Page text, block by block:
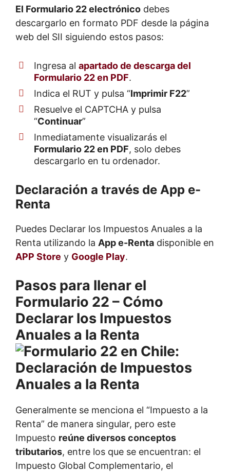
El Formulario 22 electrónico debes
descargarlo en formato PDF desde la página
web del SII siguiendo estos pasos:
Ingresa al apartado de descarga del
Formulario 22 en PDF.
Indica el RUT y pulsa “Imprimir F22”
Resuelve el CAPTCHA y pulsa
“Continuar”
Inmediatamente visualizarás el
Formulario 22 en PDF, solo debes
descargarlo en tu ordenador.
Declaración a través de App e-
Renta
Puedes Declarar los Impuestos Anuales a la
Renta utilizando la App e-Renta disponible en
APP Store y Google Play.
Pasos para llenar el
Formulario 22 – Cómo
Declarar los Impuestos
Anuales a la Renta
Generalmente se menciona el “Impuesto a la
Renta” de manera singular, pero este
Impuesto reúne diversos conceptos
tributarios, entre los que se encuentran: el
Impuesto Global Complementario, el